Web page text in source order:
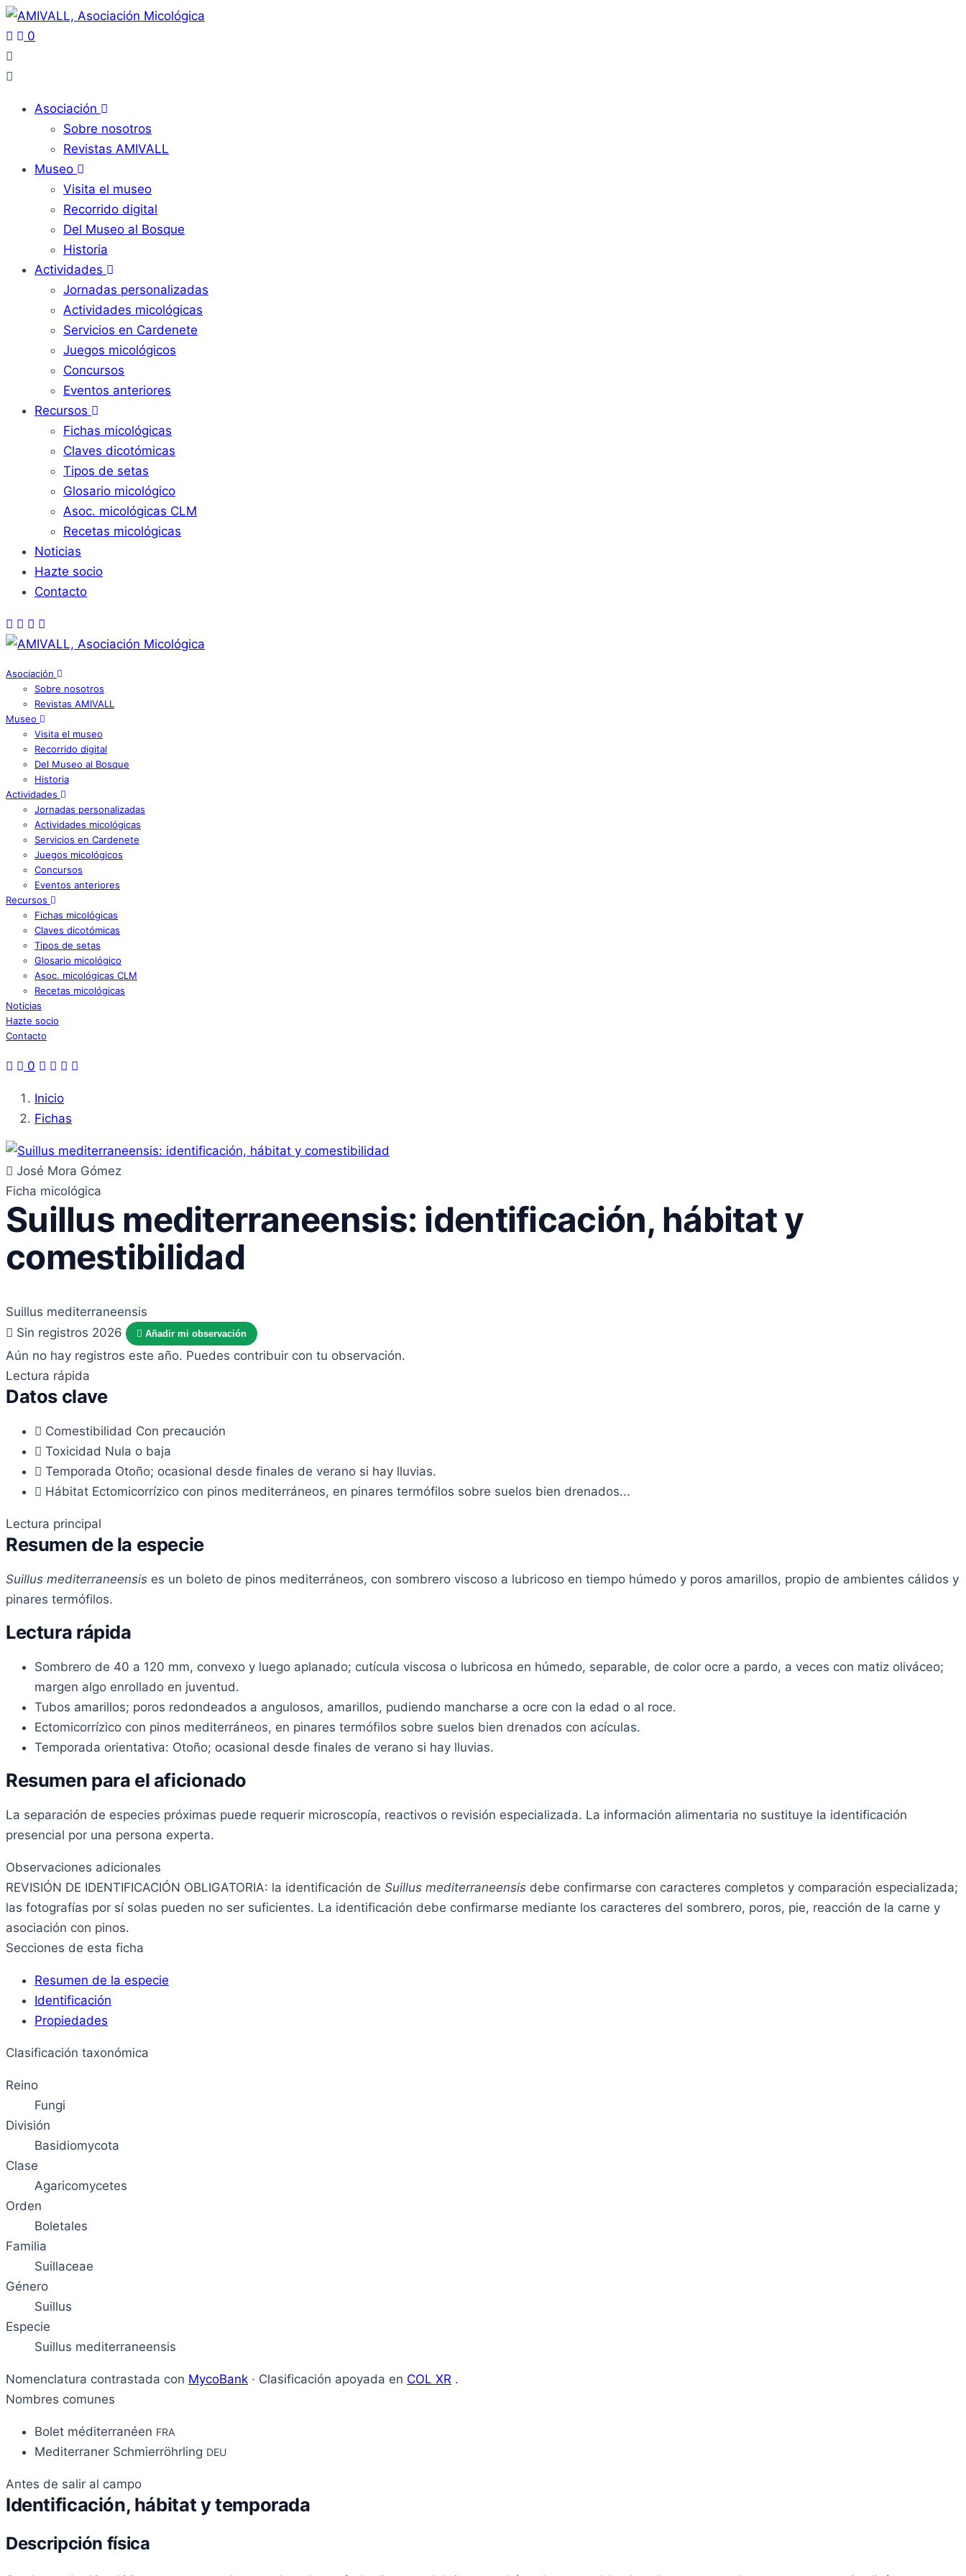
0
Asociación
Sobre nosotros
Revistas AMIVALL
Museo
Visita el museo
Recorrido digital
Del Museo al Bosque
Historia
Actividades
Jornadas personalizadas
Actividades micológicas
Servicios en Cardenete
Juegos micológicos
Concursos
Eventos anteriores
Recursos
Fichas micológicas
Claves dicotómicas
Tipos de setas
Glosario micológico
Asoc. micológicas CLM
Recetas micológicas
Noticias
Hazte socio
Contacto
Asociación
Sobre nosotros
Revistas AMIVALL
Museo
Visita el museo
Recorrido digital
Del Museo al Bosque
Historia
Actividades
Jornadas personalizadas
Actividades micológicas
Servicios en Cardenete
Juegos micológicos
Concursos
Eventos anteriores
Recursos
Fichas micológicas
Claves dicotómicas
Tipos de setas
Glosario micológico
Asoc. micológicas CLM
Recetas micológicas
Noticias
Hazte socio
Contacto
0
Inicio
Fichas
José Mora Gómez
Ficha micológica
Suillus mediterraneensis: identificación, hábitat y
comestibilidad
Suillus mediterraneensis
Sin registros 2026
Añadir mi observación
Aún no hay registros este año. Puedes contribuir con tu observación.
Lectura rápida
Datos clave
Comestibilidad Con precaución
Toxicidad Nula o baja
Temporada Otoño; ocasional desde finales de verano si hay lluvias.
Hábitat Ectomicorrízico con pinos mediterráneos, en pinares termófilos sobre suelos bien drenados...
Lectura principal
Resumen de la especie
Suillus mediterraneensis es un boleto de pinos mediterráneos, con sombrero viscoso a lubricoso en tiempo húmedo y poros amarillos, propio de ambientes cálidos y
pinares termófilos.
Lectura rápida
Sombrero de 40 a 120 mm, convexo y luego aplanado; cutícula viscosa o lubricosa en húmedo, separable, de color ocre a pardo, a veces con matiz oliváceo;
margen algo enrollado en juventud.
Tubos amarillos; poros redondeados a angulosos, amarillos, pudiendo mancharse a ocre con la edad o al roce.
Ectomicorrízico con pinos mediterráneos, en pinares termófilos sobre suelos bien drenados con acículas.
Temporada orientativa: Otoño; ocasional desde finales de verano si hay lluvias.
Resumen para el aficionado
La separación de especies próximas puede requerir microscopía, reactivos o revisión especializada. La información alimentaria no sustituye la identificación
presencial por una persona experta.
Observaciones adicionales
REVISIÓN DE IDENTIFICACIÓN OBLIGATORIA: la identificación de Suillus mediterraneensis debe confirmarse con caracteres completos y comparación especializada;
las fotografías por sí solas pueden no ser suficientes. La identificación debe confirmarse mediante los caracteres del sombrero, poros, pie, reacción de la carne y
asociación con pinos.
Secciones de esta ficha
Resumen de la especie
Identificación
Propiedades
Clasificación taxonómica
Reino
Fungi
División
Basidiomycota
Clase
Agaricomycetes
Orden
Boletales
Familia
Suillaceae
Género
Suillus
Especie
Suillus mediterraneensis
Nomenclatura contrastada con MycoBank · Clasificación apoyada en COL XR .
Nombres comunes
Bolet méditerranéen FRA
Mediterraner Schmierröhrling DEU
Antes de salir al campo
Identificación, hábitat y temporada
Descripción física